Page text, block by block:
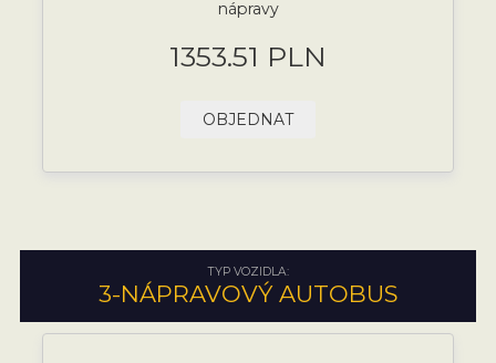
nápravy
1353.51 PLN
OBJEDNAT
TYP VOZIDLA:
3-NÁPRAVOVÝ AUTOBUS